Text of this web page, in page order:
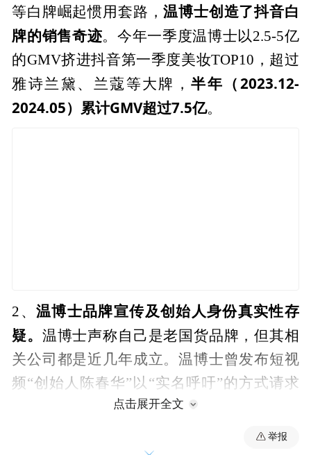
等白牌崛起惯用套路，温博士创造了抖音白
牌的销售奇迹。今年一季度温博士以2.5-5亿
的GMV挤进抖音第一季度美妆TOP10，超过
雅诗兰黛、兰蔻等大牌，半年（2023.12-
2024.05）累计GMV超过7.5亿。
2、 温博士品牌宣传及创始人身份真实性存
疑。
温博士声称自己是老国货品牌，但其相
关公司都是近几年成立。温博士曾发布短视
频“创始人陈春华”以“实名呼吁”的方式请求
各大网红和主播退出带货行业的视频，而这
位陈春华在其他品牌的推广视频中则是“创始
点击展开全文
举报